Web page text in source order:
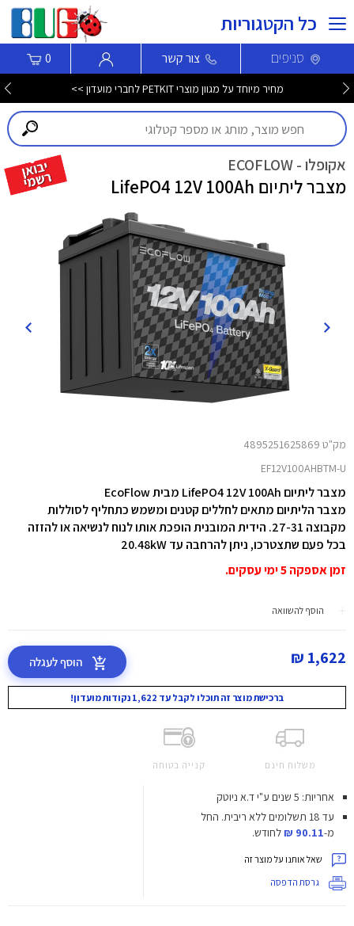
כל הקטגוריות
סניפים צור קשר 0
מחיר מיוחד על מגוון מוצרי PETKIT לחברי מועדון >>
אקופלו - ECOFLOW
מצבר ליתיום LifePO4 12V 100Ah
מק"ט 4895251625869
EF12V100AHBTM-U
מצבר ליתיום LifePO4 12V 100Ah מבית EcoFlow
מצבר הליתיום מתאים לחללים קטנים ומשמש כתחליף לסוללות
מקבוצה 27-31. הידית המובנית הופכת אותו לנוח לנשיאה או להזזה
בכל פעם שתצטרכו, ניתן להרחבה עד 20.48kW
זמן אספקה 5 ימי עסקים.
הוסף להשוואה
1,622 ₪ הוסף לעגלה
ברכישת מוצר זה תוכלו לקבל עד 1,622 נקודות מועדון!
משלוח חינם קנייה בטוחה
אחריות: 5 שנים ע"י ד.א ניוטק
עד 18 תשלומים ללא ריבית.
החל
מ-90.11 ₪ לחודש.
שאל אותנו על מוצר זה
גרסת הדפסה